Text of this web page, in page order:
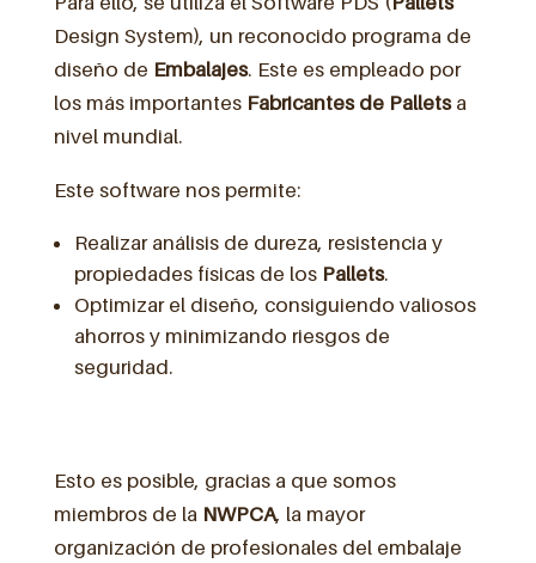
Design System), un reconocido programa de
diseño de Embalajes. Este es empleado por
los más importantes Fabricantes de Palletsa
nivel mundial.
Este software nos permite:
Realizar análisis de dureza, resistencia y
propiedades físicas de los Pallets.
Optimizar el diseño, consiguiendo valiosos
ahorros y minimizando riesgos de
seguridad.
Esto es posible, gracias a que somos
miembros de la NWPCA, la mayor
organización de profesionales del embalaje